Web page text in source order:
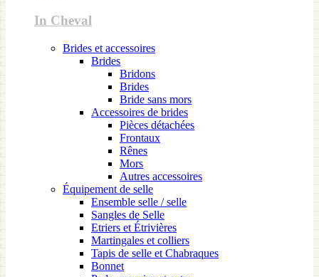
In Cheval
Brides et accessoires
Brides
Bridons
Brides
Bride sans mors
Accessoires de brides
Pièces détachées
Frontaux
Rênes
Mors
Autres accessoires
Équipement de selle
Ensemble selle / selle
Sangles de Selle
Etriers et Étrivières
Martingales et colliers
Tapis de selle et Chabraques
Bonnet